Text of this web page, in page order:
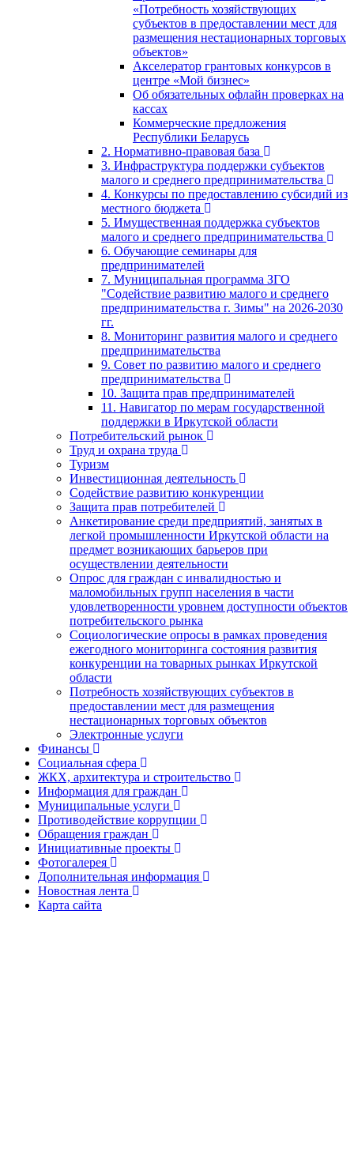
«Потребность хозяйствующих
субъектов в предоставлении мест для
размещения нестационарных торговых
объектов»
Акселератор грантовых конкурсов в
центре «Мой бизнес»
Об обязательных офлайн проверках на
кассах
Коммерческие предложения
Республики Беларусь
2. Нормативно-правовая база
3. Инфраструктура поддержки субъектов
малого и среднего предпринимательства
4. Конкурсы по предоставлению субсидий из
местного бюджета
5. Имущественная поддержка субъектов
малого и среднего предпринимательства
6. Обучающие семинары для
предпринимателей
7. Муниципальная программа ЗГО
"Содействие развитию малого и среднего
предпринимательства г. Зимы" на 2026-2030
гг.
8. Мониторинг развития малого и среднего
предпринимательства
9. Совет по развитию малого и среднего
предпринимательства
10. Защита прав предпринимателей
11. Навигатор по мерам государственной
поддержки в Иркутской области
Потребительский рынок
Труд и охрана труда
Туризм
Инвестиционная деятельность
Содействие развитию конкуренции
Защита прав потребителей
Анкетирование среди предприятий, занятых в
легкой промышленности Иркутской области на
предмет возникающих барьеров при
осуществлении деятельности
Опрос для граждан с инвалидностью и
маломобильных групп населения в части
удовлетворенности уровнем доступности объектов
потребительского рынка
Социологические опросы в рамках проведения
ежегодного мониторинга состояния развития
конкуренции на товарных рынках Иркутской
области
Потребность хозяйствующих субъектов в
предоставлении мест для размещения
нестационарных торговых объектов
Электронные услуги
Финансы
Социальная сфера
ЖКХ, архитектура и строительство
Информация для граждан
Муниципальные услуги
Противодействие коррупции
Обращения граждан
Инициативные проекты
Фотогалерея
Дополнительная информация
Новостная лента
Карта сайта